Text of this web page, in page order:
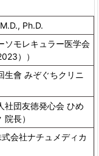
Ph.D.
ソモレキュラー医学会
））
生會 みぞぐちクリニ
社団友徳発心会 ひめ
長）
会社ナチュメディカ